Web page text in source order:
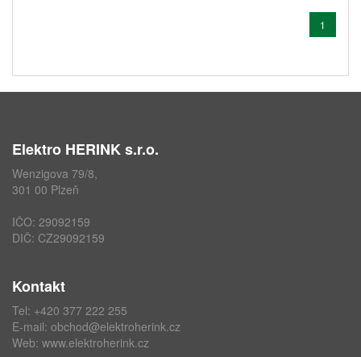
1
Elektro HERINK s.r.o.
Wenzigova 79/8,
301 00 Plzeň
IČO: 29092159
DIČ: CZ29092159
Kontakt
Tel: +420 377 222 255
E-mail: obchod@elektroherink.cz
Web: www.elektroherink.cz